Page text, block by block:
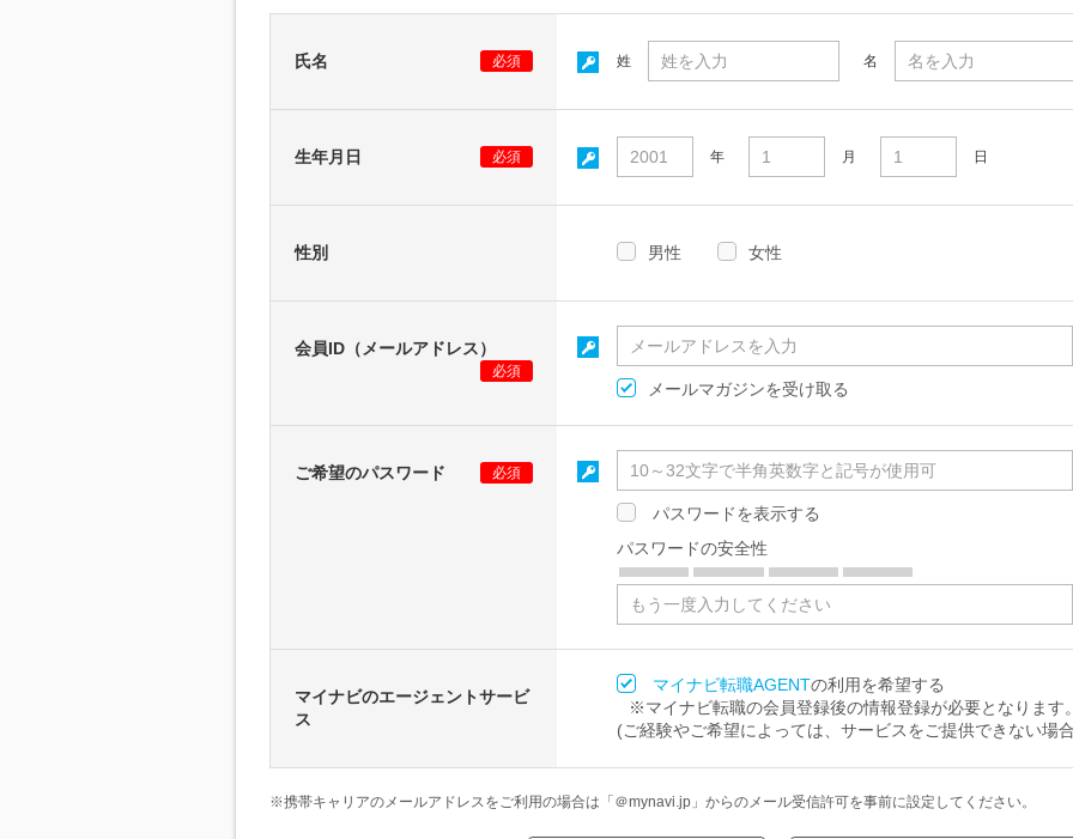
氏名 必須 姓 名
生年月日 必須 年 月 日
性別 男性 女性
会員ID（メールアドレス）
必須
メールマガジンを受け取る
ご希望のパスワード 必須
パスワードを表示する
パスワードの安全性
マイナビのエージェントサービ
ス
マイナビ転職AGENTの利用を希望する
※マイナビ転職の会員登録後の情報登録が必要となります
(ご経験やご希望によっては、サービスをご提供できない場
※携帯キャリアのメールアドレスをご利用の場合は「＠mynavi.jp」からのメール受信許可を事前に設定してください。